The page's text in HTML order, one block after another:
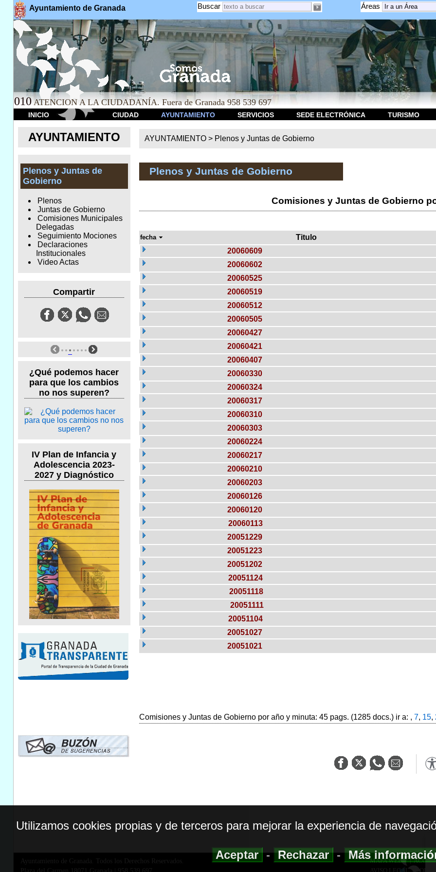
Ayuntamiento de Granada Áreas
Buscar
010 ATENCION A LA CIUDADANÍA. Fuera de Granada 958 539 697
INICIO CIUDAD AYUNTAMIENTO SERVICIOS SEDE ELECTRÓNICA TURISMO
AYUNTAMIENTO
Plenos y Juntas de
Gobierno
Plenos
Juntas de Gobierno
Comisiones Municipales
Delegadas
Seguimiento Mociones
Declaraciones
Institucionales
Video Actas
Compartir
¿Qué podemos hacer
para que los cambios
no nos superen?
IV Plan de Infancia y
Adolescencia 2023-
2027 y Diagnóstico
AYUNTAMIENTO > Plenos y Juntas de Gobierno
Plenos y Juntas de Gobierno
Comisiones y Juntas de Gobierno
fecha Titulo
20060609
20060602
20060525
20060519
20060512
20060505
20060427
20060421
20060407
20060330
20060324
20060317
20060310
20060303
20060224
20060217
20060210
20060203
20060126
20060120
20060113
20051229
20051223
20051202
20051124
20051118
20051111
20051104
20051027
20051021
Comisiones y Juntas de Gobierno por año y minuta: 45 pags. (1285 docs.) ir a: , 7, 15,
Ayuntamiento de Granada. Todos los Derechos Reservados.
MAPA WEB|
AVISO LEGAL|
Utilizamos cookies propias y de terceros para mejorar la experiencia de
Aceptar-Rechazar-Más